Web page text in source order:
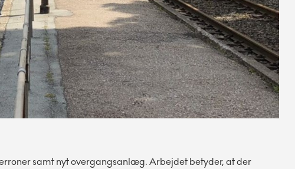
samt nyt overgangsanlæg. Arbejdet betyder, at der